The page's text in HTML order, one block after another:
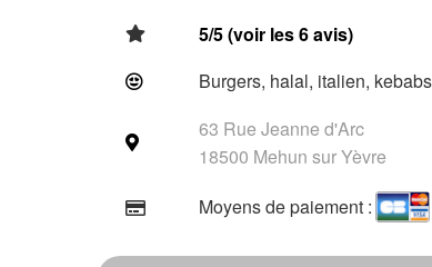
5/5 (voir les 6 avis)
Burgers, halal, italien,
63 Rue Jeanne d'Arc
18500 Mehun sur Yèvre
Moyens de paiement :